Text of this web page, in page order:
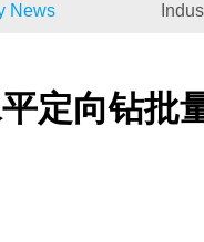
News
定向钻批